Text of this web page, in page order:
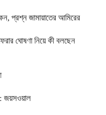
প্রশ্ন জামায়াতের আমিরের
ঘোষণা নিয়ে কী বলছেন
জয়সওয়াল